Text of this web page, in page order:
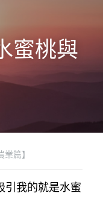
蜜桃與
篇】
引我的就是水蜜